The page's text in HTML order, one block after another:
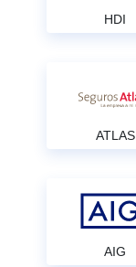
HDI
ATLAS
AIG